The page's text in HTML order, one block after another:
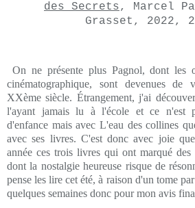
des Secrets, Marcel
Grasset, 2022,
On ne présente plus Pagnol, dont les
cinématographique, sont devenues de
XXème siècle. Étrangement, j'ai
l'ayant jamais lu à l'école et ce n'est
d'enfance mais avec L'eau des collines
avec ses livres. C'est donc avec joie
année ces trois livres qui ont marqué des
dont la nostalgie heureuse risque de
pense les lire cet été, à raison d'un tome
quelques semaines donc pour mon avis